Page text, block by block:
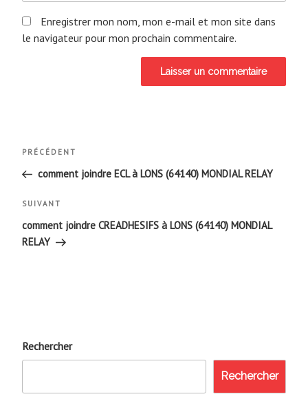
Enregistrer mon nom, mon e-mail et mon site dans
le navigateur pour mon prochain commentaire.
Navigation
de
l’article
Article
précédent
PRÉCÉDENT
comment joindre ECL à LONS (64140) MONDIAL RELAY
Article
suivant
SUIVANT
comment joindre CREADHESIFS à LONS (64140) MONDIAL
RELAY
Rechercher
Rechercher